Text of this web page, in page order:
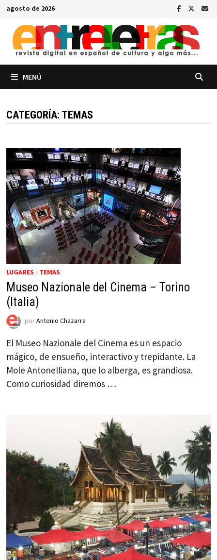
Saltar
contenido
agosto de 2026
MENÚ
CATEGORÍA: TEMAS
LUGARES / TEMAS
Museo Nazionale del Cinema – Torino
(Italia)
porAntonio Chazarra
El Museo Nazionale del Cinema es un espacio
mágico, de ensueño, interactivo y trepidante. La
Mole Antonelliana, que lo alberga, es grandiosa.
Como curiosidad diremos …